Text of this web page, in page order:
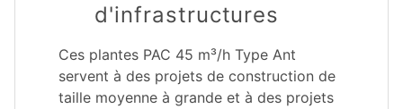
d'infrastructures
Ces plantes PAC 45 m³/h Type Ant
servent à des projets de construction de
taille moyenne à grande et à des projets